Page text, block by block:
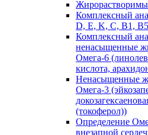
Комплексный
D, E, K, C, B1,
Комплексный
ненасыщенные
Омега-6
кислота,
Ненасыщенные
Омега-3
(токоферол))
Определение
внезапной